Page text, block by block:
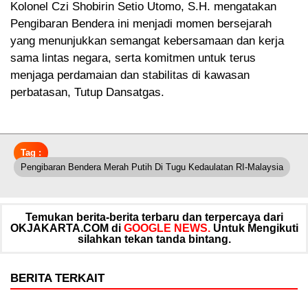
Kolonel Czi Shobirin Setio Utomo, S.H. mengatakan
Pengibaran Bendera ini menjadi momen bersejarah
yang menunjukkan semangat kebersamaan dan kerja
sama lintas negara, serta komitmen untuk terus
menjaga perdamaian dan stabilitas di kawasan
perbatasan, Tutup Dansatgas.
Tag :
Pengibaran Bendera Merah Putih Di Tugu Kedaulatan RI-Malaysia
Temukan berita-berita terbaru dan terpercaya dari
OKJAKARTA.COM di GOOGLE NEWS. Untuk Mengikuti
silahkan tekan tanda bintang.
BERITA TERKAIT